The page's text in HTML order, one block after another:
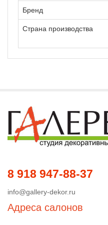
Бренд
Страна производства
8 918 947-88-37
info@gallery-dekor.ru
Адреса салонов